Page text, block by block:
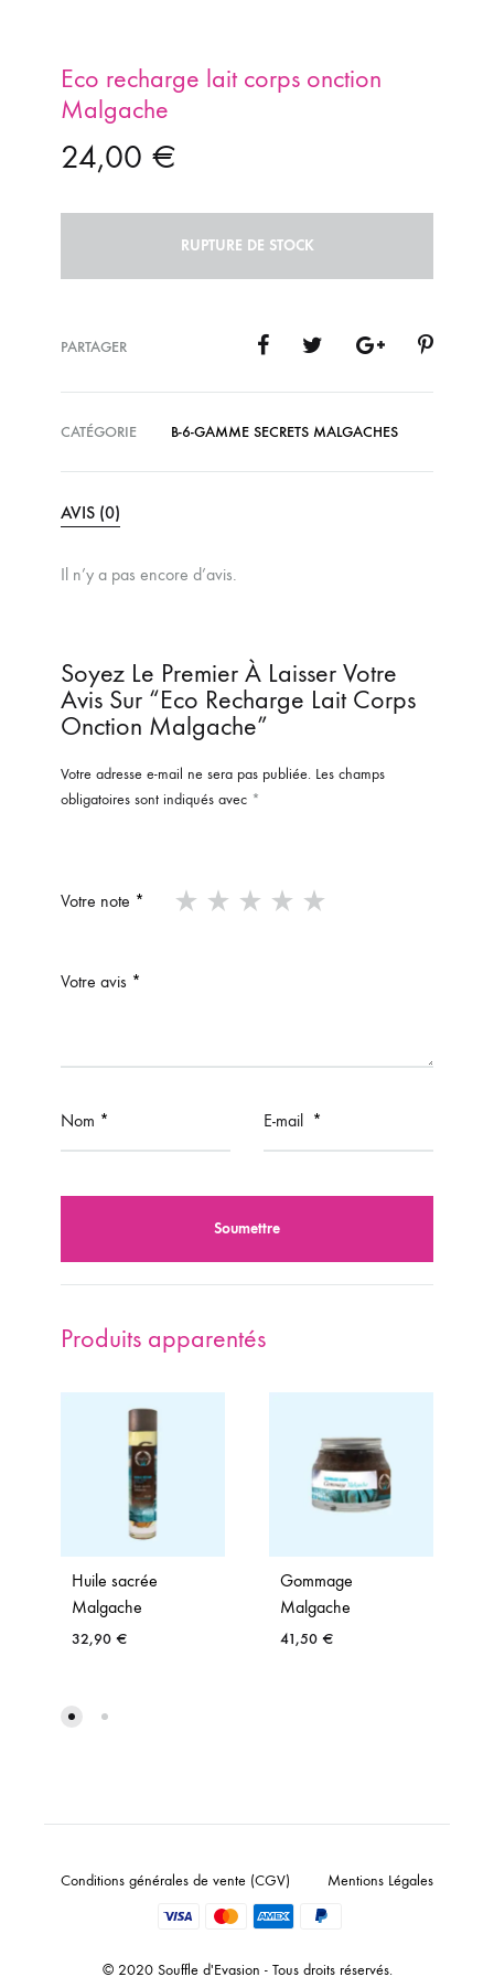
Eco recharge lait corps onction
Malgache
24,00 €
RUPTURE DE STOCK
PARTAGER
CATÉGORIE B-6-GAMME SECRETS MALGACHES
AVIS (0)
Il n’y a pas encore d’avis.
Soyez Le Premier À Laisser Votre
Avis Sur “Eco Recharge Lait Corps
Onction Malgache”
Votre adresse e-mail ne sera pas publiée. Les champs
obligatoires sont indiqués avec *
Votre note *
Votre avis *
Nom * E-mail *
Produits apparentés
Huile sacrée
Malgache
32,90 €
Gommage
Malgache
41,50 €
© 2020 Souffle d'Evasion - Tous droits réservés.
Conditions générales de vente (CGV) Mentions Légales